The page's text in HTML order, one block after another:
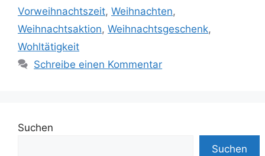
Vorweihnachtszeit, Weihnachten,
Weihnachtsaktion, Weihnachtsgeschenk,
Wohltätigkeit
Schreibe einen Kommentar
Suchen
Suchen